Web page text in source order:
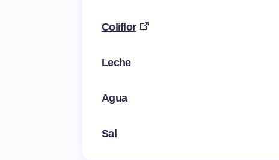
Coliflor
Leche
Agua
Sal